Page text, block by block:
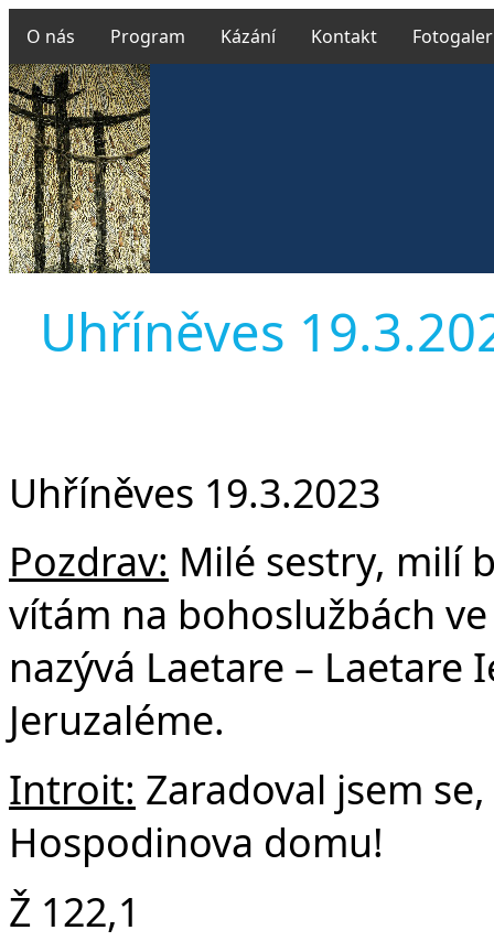
O nás Program Kázání Kontakt
Uhříněves
Uhříněves 19.3.2023
Pozdrav: Milé sestry, milí
vítám na bohoslužbách
nazývá Laetare – Laetare
Jeruzaléme.
Introit: Zaradoval jsem
Hospodinova domu!
Ž 122,1